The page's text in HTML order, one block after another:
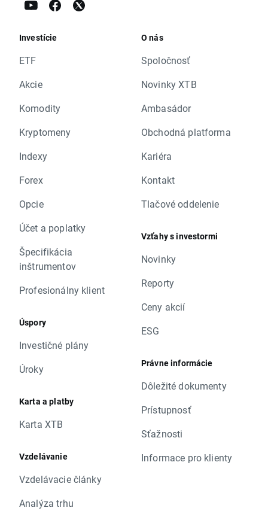
Investície
ETF
Akcie
Komodity
Kryptomeny
Indexy
Forex
Opcie
Účet a poplatky
Špecifikácia
inštrumentov
Profesionálny klient
Úspory
Investičné plány
Úroky
Karta a platby
Karta XTB
Vzdelávanie
Vzdelávacie články
Analýza trhu
O nás
Spoločnosť
Novinky XTB
Ambasádor
Obchodná platforma
Kariéra
Kontakt
Tlačové oddelenie
Vzťahy s investormi
Novinky
Reporty
Ceny akcií
ESG
Právne informácie
Dôležité dokumenty
Prístupnosť
Sťažnosti
Informace pro klienty